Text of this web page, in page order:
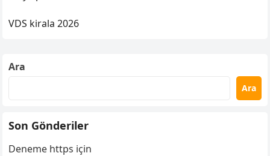
VDS kirala 2026
Ara
Ara
Son Gönderiler
Deneme https için